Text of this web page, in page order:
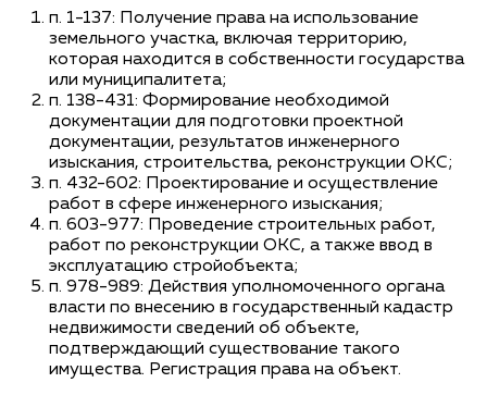
п. 1-137: Получение права на использование
земельного участка, включая территорию,
которая находится в собственности государства
или муниципалитета;
п. 138-431: Формирование необходимой
документации для подготовки проектной
документации, результатов инженерного
изыскания, строительства, реконструкции ОКС;
п. 432-602: Проектирование и осуществление
работ в сфере инженерного изыскания;
п. 603-977: Проведение строительных работ,
работ по реконструкции ОКС, а также ввод в
эксплуатацию стройобъекта;
п. 978-989: Действия уполномоченного органа
власти по внесению в государственный кадастр
недвижимости сведений об объекте,
подтверждающий существование такого
имущества. Регистрация права на объект.